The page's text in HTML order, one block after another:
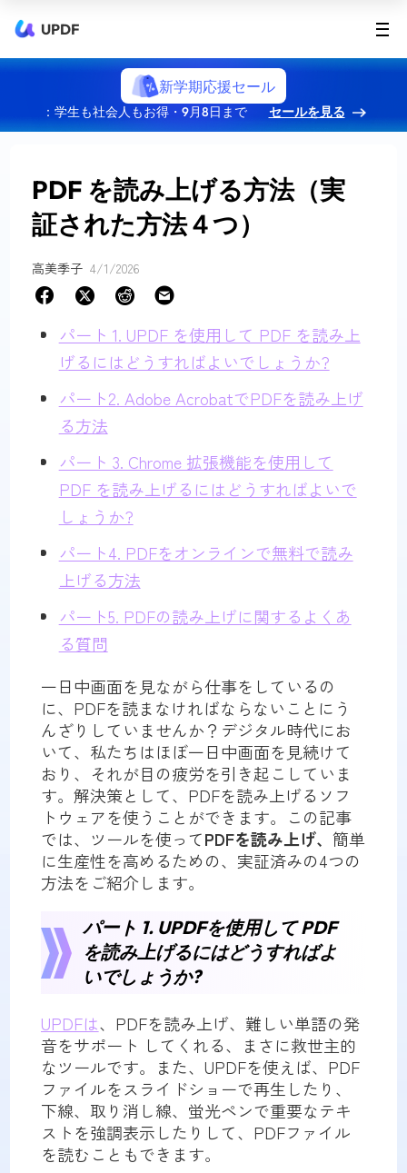
UPDF
新学期応援セール
：学生も社会人もお得・9月8日まで セールを見る
PDF を読み上げる方法（実
証された方法４つ）
高美季子 4/1/2026
パート 1. UPDF を使用して PDF を読み上
げるにはどうすればよいでしょうか?
パート2. Adob​​e AcrobatでPDFを読み上げ
る方法
パート 3. Chrome 拡張機能を使用して
PDF を読み上げるにはどうすればよいで
しょうか?
パート4. PDFをオンラインで無料で読み
上げる方法
パート5. PDFの読み上げに関するよくあ
る質問
一日中画面を見ながら仕事をしているの
に、PDFを読まなければならないことにう
んざりしていませんか？デジタル時代にお
いて、私たちはほぼ一日中画面を見続けて
おり、それが目の疲労を引き起こしていま
す。解決策として、PDFを読み上げるソフ
トウェアを使うことができます。この記事
では、ツールを使ってPDFを読み上げ、 簡単
に生産性を高めるための、実証済みの4つの
方法をご紹介します。
パート 1. UPDFを使用して PDF
を読み上げるにはどうすればよ
いでしょうか?
UPDFは、PDFを読み上げ、難しい単語の発
音をサポート してくれる、まさに救世主的
なツールです。また、UPDFを使えば、PDF
ファイルをスライドショーで再生したり、
下線、取り消し線、蛍光ペンで重要なテキ
ストを強調表示したりして、PDFファイル
を読むこともできます。